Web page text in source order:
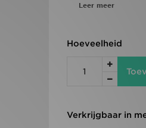
Leer meer
Hoeveelheid
Verkrijgbaar in